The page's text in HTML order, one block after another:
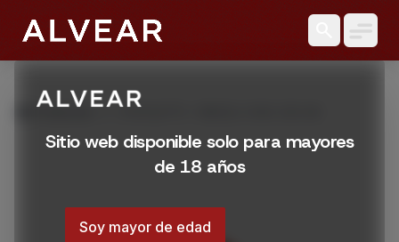
Sitio web disponible solo para mayores
de 18 años
Soy mayor de edad
Productos STICKLETTI + BREZLI CHIO 250 GR